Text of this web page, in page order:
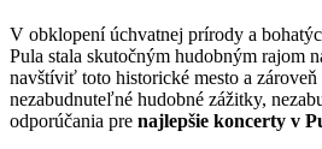
V obklopení úchvatnej prírody a
Pula stala skutočným hudobným rajom
navštíviť toto historické mesto a zároveň
nezabudnuteľné hudobné zážitky,
odporúčania pre najlepšie koncerty v